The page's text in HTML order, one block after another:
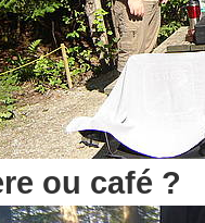
ou café ?